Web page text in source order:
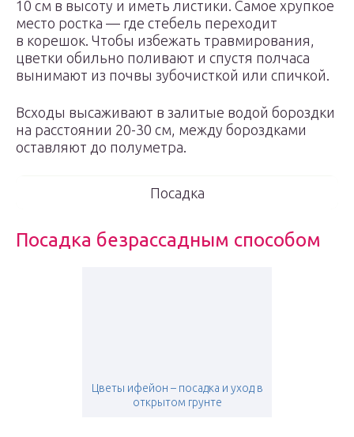
10 см в высоту и иметь листики. Самое хрупкое
место ростка — где стебель переходит
в корешок. Чтобы избежать травмирования,
цветки обильно поливают и спустя полчаса
вынимают из почвы зубочисткой или спичкой.
Всходы высаживают в залитые водой бороздки
на расстоянии 20-30 см, между бороздками
оставляют до полуметра.
Посадка
Посадка безрассадным способом
Цветы ифейон – посадка и уход в
открытом грунте